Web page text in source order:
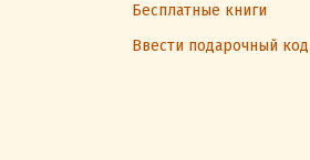
Бесплатные книги
Ввести подарочный код